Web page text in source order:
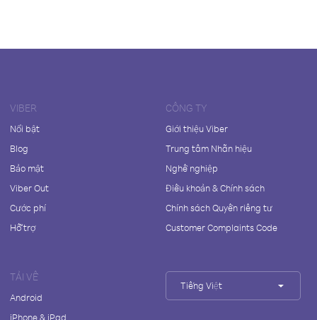
VIBER
Nổi bật
Blog
Bảo mật
Viber Out
Cước phí
Hỗ trợ
CÔNG TY
Giới thiệu Viber
Trung tâm Nhãn hiệu
Nghề nghiệp
Điều khoản & Chính sách
Chính sách Quyền riêng tư
Customer Complaints Code
TẢI VỀ
Android
iPhone & iPad
Tiếng Việt